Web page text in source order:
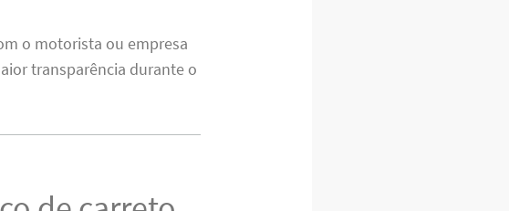
o motorista ou empresa
transparência durante o